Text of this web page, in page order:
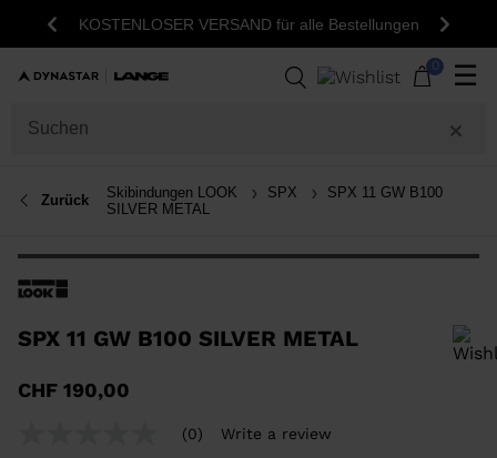
ZurückKOSTENLOSER VERSAND für alle Bestellungen
0 ☰
Zurück Skibindungen LOOK SPX
SPX 11 GW B100
SILVER METAL
SPX 11 GW B100 SILVER METAL
Größe aus
CHF 190,00
(0) Write a review